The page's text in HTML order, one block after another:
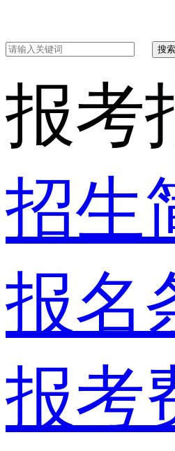
搜索
报考
招生
报名
报考